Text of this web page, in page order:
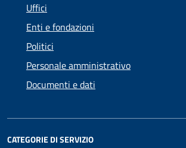
Uffici
Enti e fondazioni
Politici
Personale amministrativo
Documenti e dati
CATEGORIE DI SERVIZIO